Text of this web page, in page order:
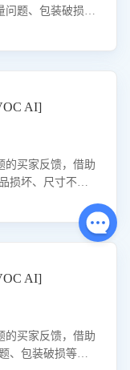
问题、包装破损
AI]
的买家反馈，借助
损坏、尺寸不符
提升。
AI]
的买家反馈，借助
、包装破损等，